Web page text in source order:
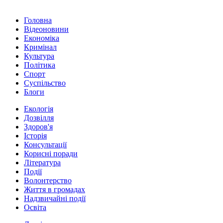
Головна
Відеоновини
Економіка
Кримінал
Культура
Політика
Спорт
Суспільство
Блоги
Екологія
Дозвілля
Здоров'я
Історія
Консультації
Корисні поради
Література
Події
Волонтерство
Життя в громадах
Надзвичайні події
Освіта